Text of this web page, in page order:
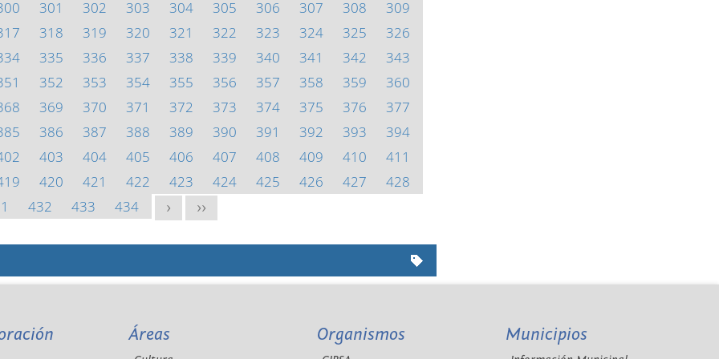
301 302 303 304 305 306 307 308
309
318 319 320 321 322 323 324 325
326
335 336 337 338 339 340 341 342
343
352 353 354 355 356 357 358 359
360
369 370 371 372 373 374 375 376
377
386 387 388 389 390 391 392 393
394
403 404 405 406 407 408 409 410
411
420 421 422 423 424 425 426 427
428
432 433 434 > >>
Áreas Organismos Municipios